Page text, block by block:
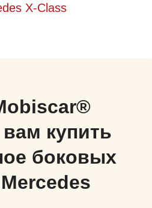
X-Class
вам купить
боковых